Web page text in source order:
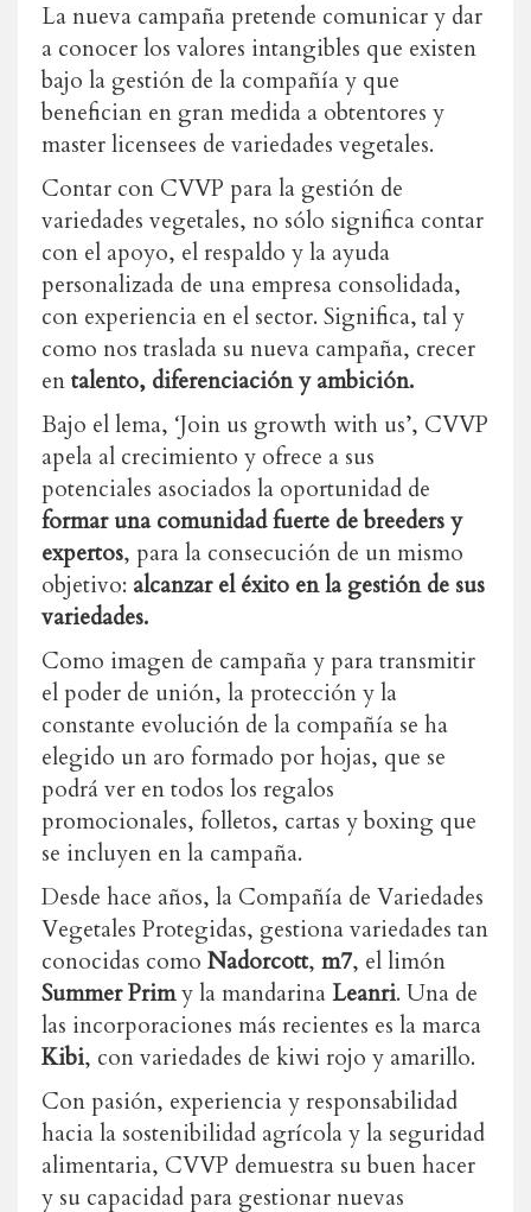
La nueva campaña pretende comunicar y dar
a conocer los valores intangibles que existen
bajo la gestión de la compañía y que
benefician en gran medida a obtentores y
master licensees de variedades vegetales.
Contar con CVVP para la gestión de
variedades vegetales, no sólo significa contar
con el apoyo, el respaldo y la ayuda
personalizada de una empresa consolidada,
con experiencia en el sector. Significa, tal y
como nos traslada su nueva campaña, crecer
entalento, diferenciación y ambición.
Bajo el lema, ‘Join us growth with us’, CVVP
apela al crecimiento y ofrece a sus
potenciales asociados la oportunidad de
formar una comunidad fuerte de breeders y
expertos, para la consecución de un mismo
objetivo: alcanzar el éxito en la gestión de sus
variedades.
Como imagen de campaña y para transmitir
el poder de unión, la protección y la
constante evolución de la compañía se ha
elegido un aro formado por hojas, que se
podrá ver en todos los regalos
promocionales, folletos, cartas y boxing que
se incluyen en la campaña.
Desde hace años, la Compañía de Variedades
Vegetales Protegidas, gestiona variedades tan
conocidas como Nadorcott, m7, el limón
Summer Primy la mandarinaLeanri. Una de
las incorporaciones más recientes es la marca
Kibi, con variedades de kiwi rojo y amarillo.
Con pasión, experiencia y responsabilidad
hacia la sostenibilidad agrícola y la seguridad
alimentaria, CVVP demuestra su buen hacer
y su capacidad para gestionar nuevas